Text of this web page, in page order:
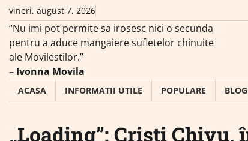
Skip
content
vineri, august 7, 2026
“Nu imi pot permite sa irosesc nici o secunda
pentru a aduce mangaiere sufletelor chinuite
ale Movilestilor.”
– Ivonna Movila
ACASA INFORMATII UTILE POPULARE BLOG
„Loading”: Cristi